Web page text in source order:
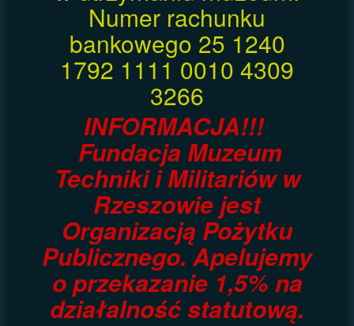
Numer rachunku
bankowego 25 1240
1792 1111 0010 4309
3266
INFORMACJA!!!
Fundacja Muzeum
Techniki i Militariów w
Rzeszowie jest
Organizacją Pożytku
Publicznego. Apelujemy
o przekazanie 1,5% na
działalność statutową.